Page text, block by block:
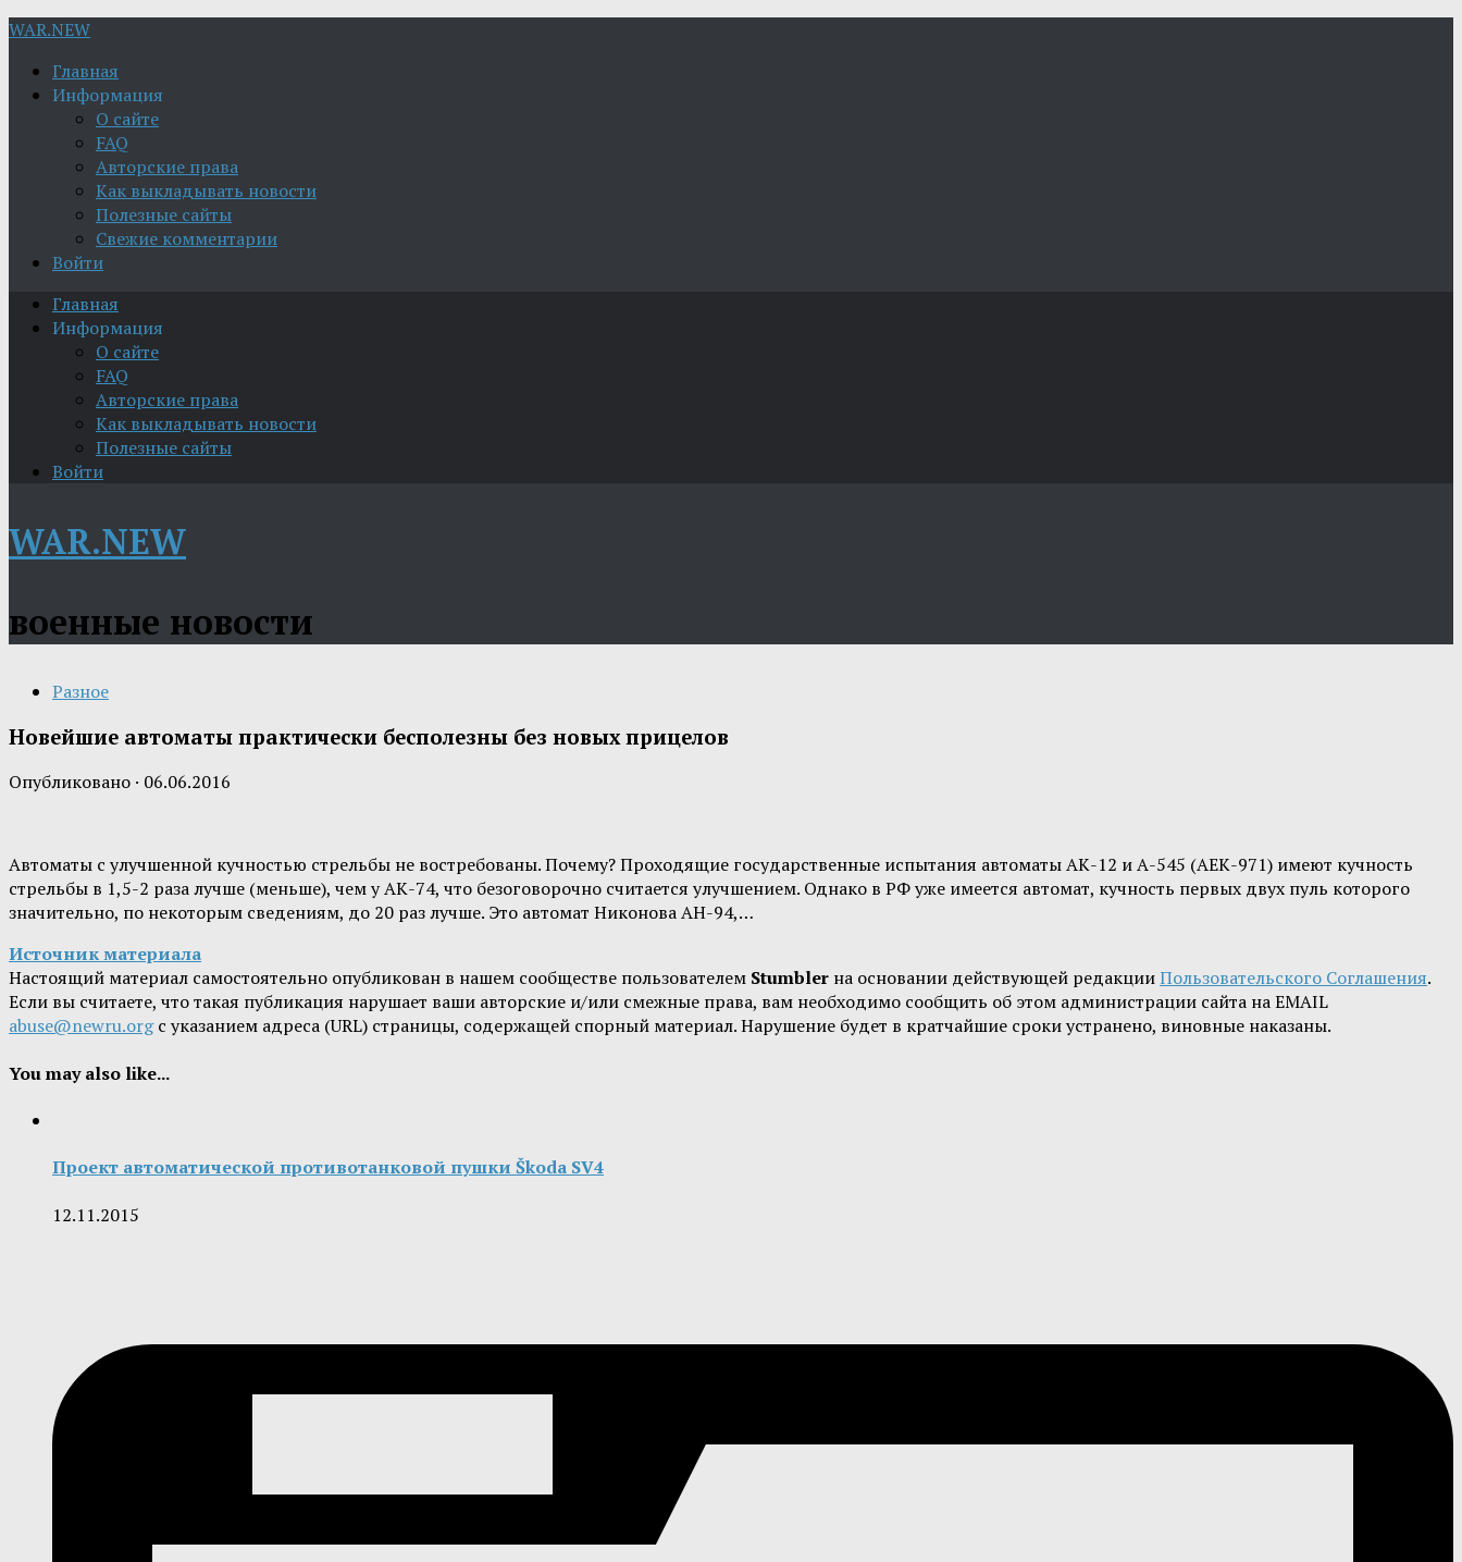
WAR.NEW
Главная
Информация
О сайте
FAQ
Авторские права
Как выкладывать новости
Полезные сайты
Свежие комментарии
Войти
Главная
Информация
О сайте
FAQ
Авторские права
Как выкладывать новости
Полезные сайты
Войти
WAR.NEW
военные новости
Разное
Новейшие автоматы практически бесполезны без новых прицелов
Опубликовано · 06.06.2016
Автоматы с улучшенной кучностью стрельбы не востребованы. Почему? Проходящие государственные испытания автоматы АК-12 и А-545 (АЕК-971) имеют кучность
стрельбы в 1,5-2 раза лучше (меньше), чем у АК-74, что безоговорочно считается улучшением. Однако в РФ уже имеется автомат, кучность первых двух пуль которого
значительно, по некоторым сведениям, до 20 раз лучше. Это автомат Никонова АН-94,…
Источник материала
Настоящий материал самостоятельно опубликован в нашем сообществе пользователем Stumbler на основании действующей редакцииПользовательского Соглашения.
Если вы считаете, что такая публикация нарушает ваши авторские и/или смежные права, вам необходимо сообщить об этом администрации сайта на EMAIL
abuse@newru.orgс указанием адреса (URL) страницы, содержащей спорный материал. Нарушение будет в кратчайшие сроки устранено, виновные наказаны.
You may also like...
Проект автоматической противотанковой пушки Škoda SV4
12.11.2015